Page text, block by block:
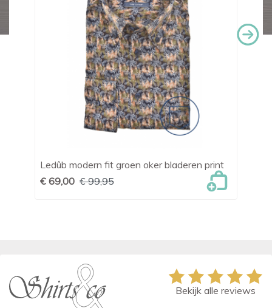
Ledûb modern fit groen oker bladeren print
€ 69,00 € 99,95
Bekijk alle reviews